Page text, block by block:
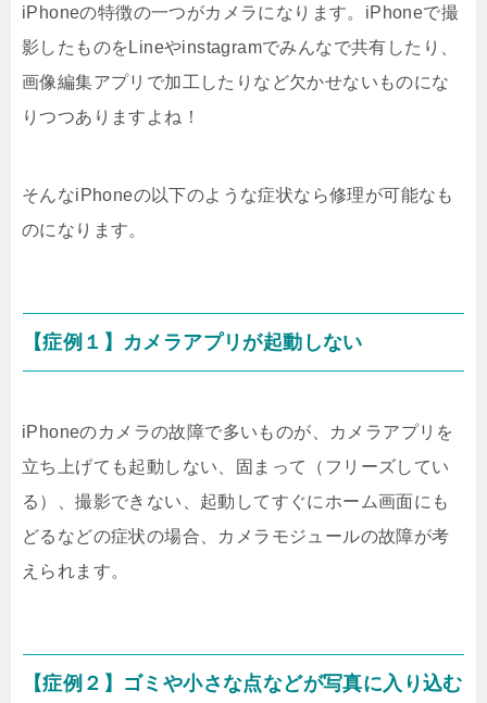
iPhoneの特徴の一つがカメラになります。iPhoneで撮
影したものをLineやinstagramでみんなで共有したり、
画像編集アプリで加工したりなど欠かせないものにな
りつつありますよね！
そんなiPhoneの以下のような症状なら修理が可能なも
のになります。
【症例１】カメラアプリが起動しない
iPhoneのカメラの故障で多いものが、カメラアプリを
立ち上げても起動しない、固まって（フリーズしてい
る）、撮影できない、起動してすぐにホーム画面にも
どるなどの症状の場合、カメラモジュールの故障が考
えられます。
【症例２】ゴミや小さな点などが写真に入り込む